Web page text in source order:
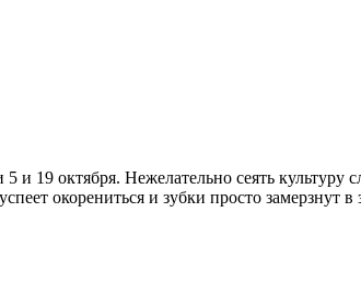
19 октября. Нежелательно сеять культуру
окорениться и зубки просто замерзнут в